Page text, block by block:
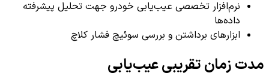
نرم‌افزار تخصصی عیب‌یابی خودرو جهت تحلیل پیشرفته
داده‌ها
ابزارهای برداشتن و بررسی سوئیچ فشار کلاچ
مدت زمان تقریبی عیب‌یابی